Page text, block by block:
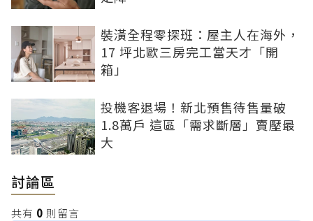
裝潢全程零探班：屋主人在海外，
17 坪北歐三房完工當天才「開
箱」
投機客退場！新北預售待售量破
1.8萬戶 這區「需求斷層」賣壓最
大
討論區
共有 0 則留言